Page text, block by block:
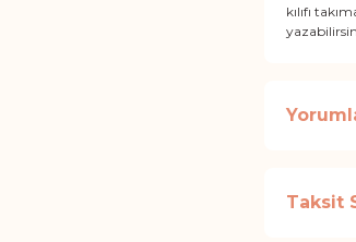
kılıfı
Taksit